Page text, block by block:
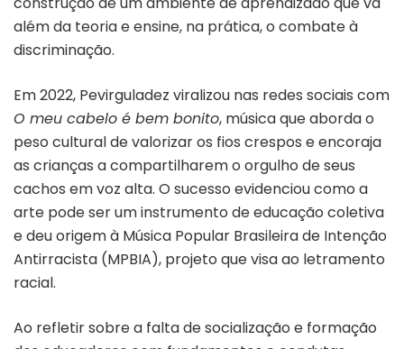
além da teoria e ensine, na prática, o combate à
discriminação.
Em 2022, Pevirguladez viralizou nas redes sociais com
O meu cabelo é bem bonito, música que aborda o
peso cultural de valorizar os fios crespos e encoraja
as crianças a compartilharem o orgulho de seus
cachos em voz alta. O sucesso evidenciou como a
arte pode ser um instrumento de educação coletiva
e deu origem à Música Popular Brasileira de Intenção
Antirracista (MPBIA), projeto que visa ao letramento
racial.
Ao refletir sobre a falta de socialização e formação